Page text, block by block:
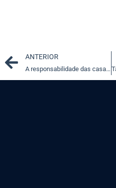
Prev
ANTERIOR
A responsabilidade das casas de leilão no Direito comparado